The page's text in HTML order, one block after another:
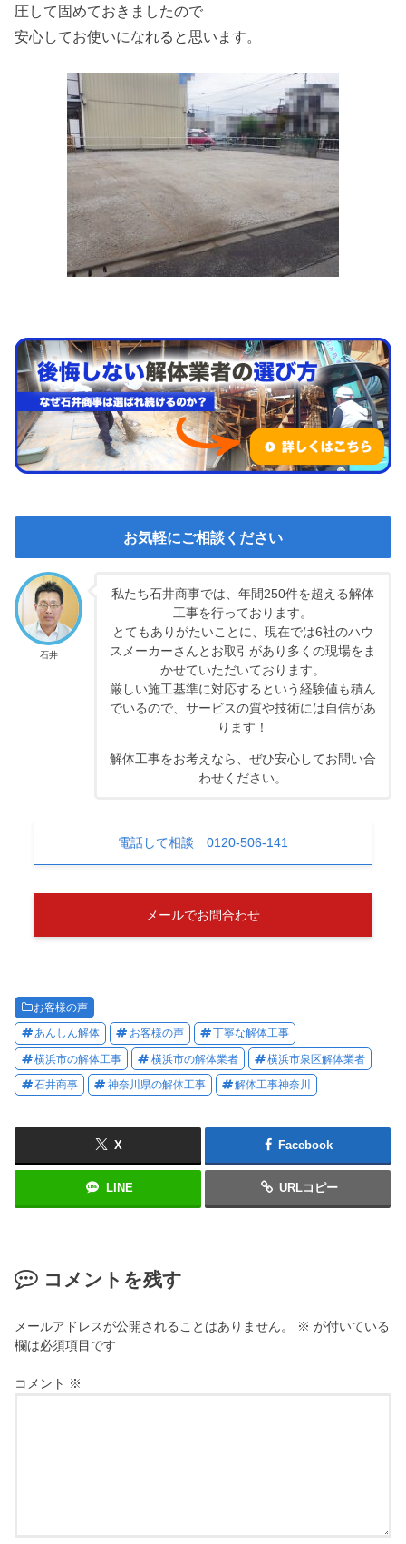
圧して固めておきましたので
安心してお使いになれると思います。
お気軽にご相談ください
石井
私たち石井商事では、年間250件を超える解体
工事を行っております。
とてもありがたいことに、現在では6社のハウ
スメーカーさんとお取引があり多くの現場をま
かせていただいております。
厳しい施工基準に対応するという経験値も積ん
でいるので、サービスの質や技術には自信があ
ります！
解体工事をお考えなら、ぜひ安心してお問い合
わせください。
電話して相談 0120-506-141
メールでお問合わせ
お客様の声
あんしん解体 お客様の声 丁寧な解体工事
横浜市の解体工事 横浜市の解体業者 横浜市泉区解体業者
石井商事 神奈川県の解体工事 解体工事神奈川
X Facebook
LINE URLコピー
コメントを残す
メールアドレスが公開されることはありません。 ※ が付いている
欄は必須項目です
コメント ※